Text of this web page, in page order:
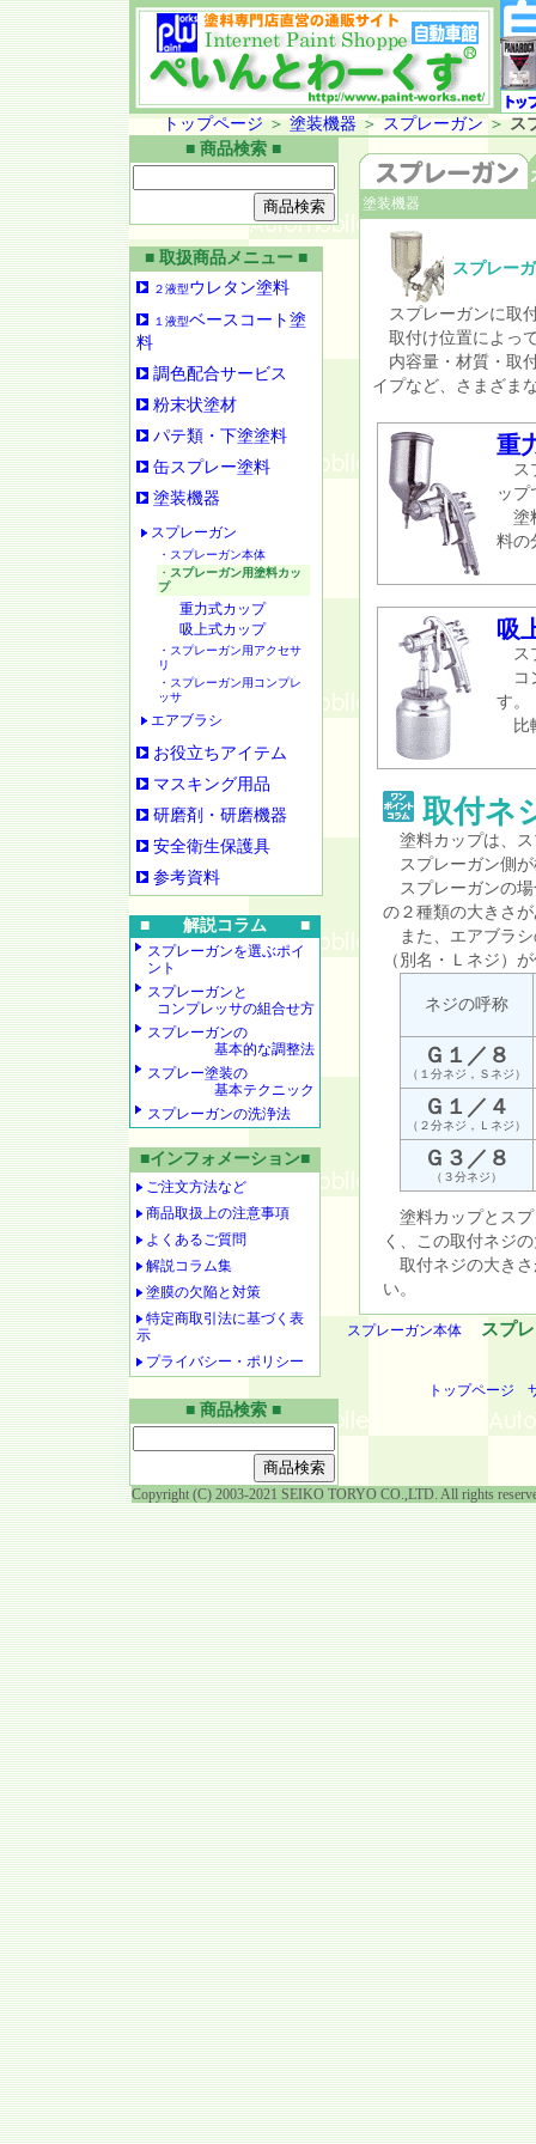
トップページ ＞ 塗装機器＞ スプレーガン ＞ ス
■ 商品検索 ■
■ 取扱商品メニュー ■
２液型ウレタン塗料
１液型ベースコート塗
料
調色配合サービス
粉末状塗材
パテ類・下塗塗料
缶スプレー塗料
塗装機器
スプレーガン
・スプレーガン本体
・ スプレーガン用塗料カッ
プ
重力式カップ
吸上式カップ
・スプレーガン用アクセサ
リ
・スプレーガン用コンプレ
ッサ
エアブラシ
お役立ちアイテム
マスキング用品
研磨剤・研磨機器
安全衛生保護具
参考資料
■ 解説コラム ■
スプレーガンを選ぶポイ
ント
スプレーガンと
コンプレッサの組合せ方
スプレーガンの
基本的な調整法
スプレー塗装の
基本テクニック
スプレーガンの洗浄法
■インフォメーション■
ご注文方法など
商品取扱上の注意事項
よくあるご質問
解説コラム集
塗膜の欠陥と対策
特定商取引法に基づく表
示
プライバシー・ポリシー
塗装機器
スプレー
スプレーガンに取
取付け位置によっ
内容量・材質・取
イプなど、さまざま
重
ス
ップ
塗
料の
吸
ス
コ
す。
比
取付ネ
塗料カップは、ス
スプレーガン側が
スプレーガンの場
の２種類の大きさ
また、エアブラシ
（別名・Ｌネジ）
ネジの呼称
Ｇ１／８
（１分ネジ，Ｓネジ）
Ｇ１／４
（２分ネジ，Ｌネジ）
Ｇ３／８
（３分ネジ）
塗料カップとスプ
く、この取付ネジ
取付ネジの大きさ
い。
スプレーガン本体 スプ
トップページ
■ 商品検索 ■
Copyright (C) 2003-2021 SEIKO TORYO CO.,LTD. All rights